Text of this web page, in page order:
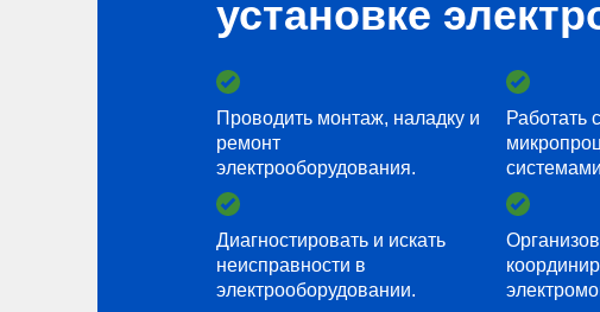
установке
Проводить монтаж, наладку и
ремонт
электрооборудования.
Работать с
Диагностировать и искать
неисправности в
электрооборудовании.